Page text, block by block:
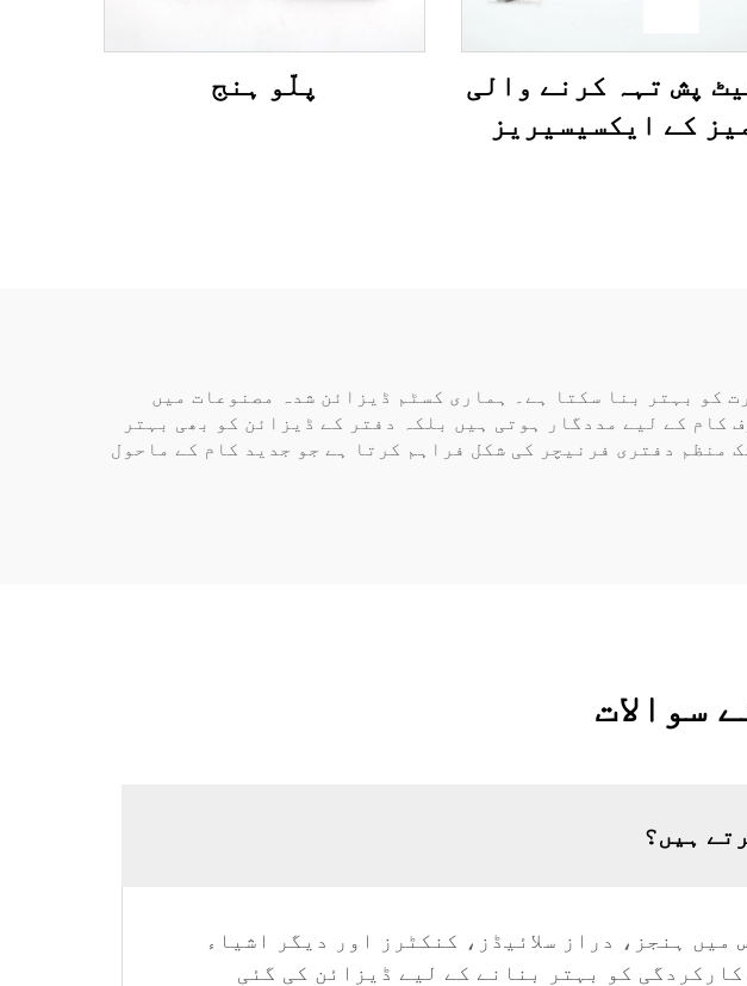
پش تہہ کرنے والی
کے ایکسیسیریز
پلّو ہنج
کو بہتر بنا سکتا ہے۔ ہماری کسٹم ڈیزائن شدہ مصنوعات میں
کام کے لیے مددگار ہوتی ہیں بلکہ دفتر کے ڈیزائن کو بھی بہتر
منظم دفتری فرنیچر کی شکل فراہم کرتا ہے جو جدید کام کے ماحول
سوالات
ہیں؟
ہنجز، دراز سلائیڈز، کنکٹرز اور دیگر اشیاء
کو بہتر بنانے کے لیے ڈیزائن کی گئی